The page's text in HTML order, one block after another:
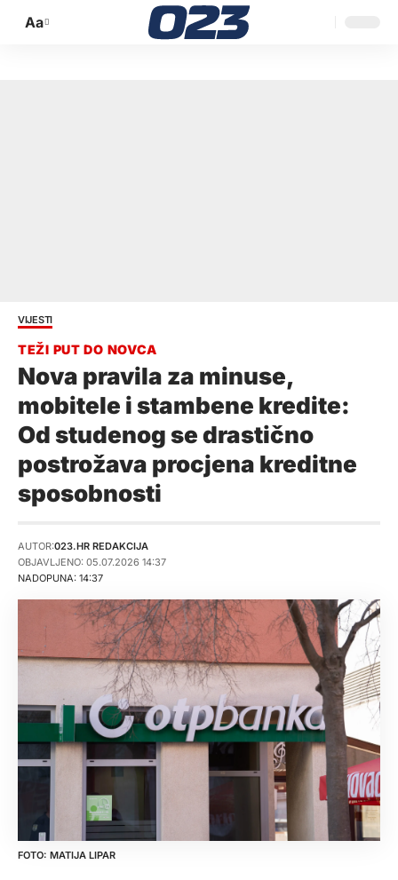
Promijeni
Aa
VIJESTI
Nova pravila za minuse,
mobitele i stambene kredite:
Od studenog se drastično
postrožava procjena kreditne
sposobnosti
NADOPUNA: 14:37
AUTOR:023.HR REDAKCIJA
OBJAVLJENO: 05.07.2026 14:37
MATIJA LIPAR